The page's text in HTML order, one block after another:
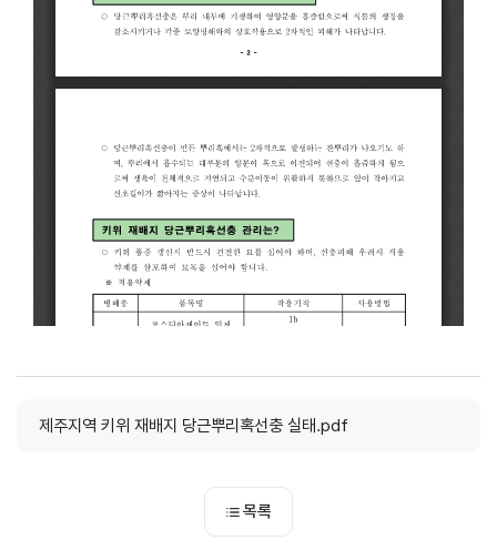
제주지역 키위 재배지 당근뿌리혹선충 실태.pdf
목록